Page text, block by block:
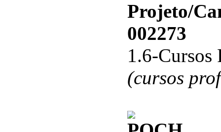
Projeto/
002273
1.6-Cursos
(cursos